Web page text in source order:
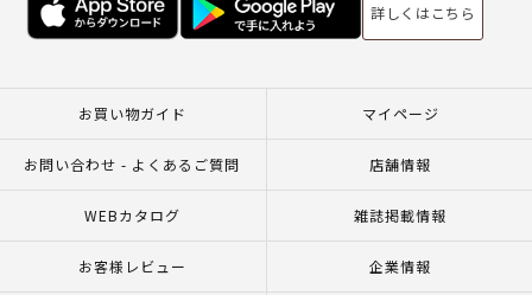
詳しくはこちら
お買い物ガイド マイページ
お問い合わせ - よくあるご質問 店舗情報
WEBカタログ 雑誌掲載情報
お客様レビュー 企業情報